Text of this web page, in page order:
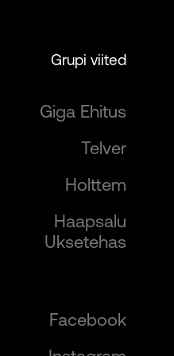
Grupi viited
Giga Ehitus
Telver
Holttem
Haapsalu
Uksetehas
Facebook